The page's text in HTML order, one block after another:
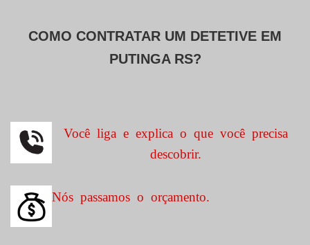
COMO CONTRATAR UM DETETIVE EM
PUTINGA RS?
Você liga e explica o que você precisa
descobrir.
Nós passamos o orçamento.